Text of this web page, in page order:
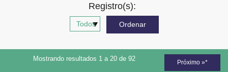
Registro(s):
Mostrando resultados 1 a 20 de 92 Próximo »*